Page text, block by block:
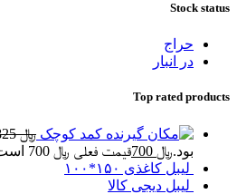
Stock status
حراج
در انبار
Top rated products
کمد کوچک ﷼825
بود.﷼
قیمت فعلی ﷼ 700 است.
لیبل کاغذی ۱۵۰*۱۰۰
لیبل دیجی کالا